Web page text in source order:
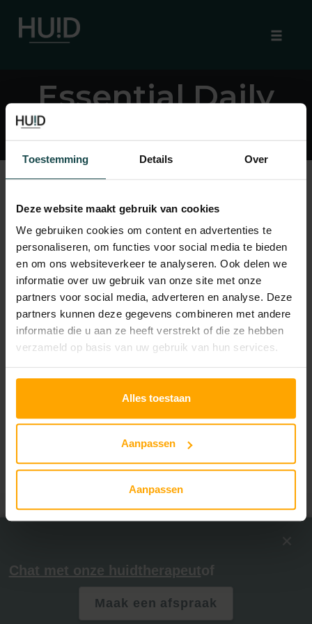
Toestemming Details Over
Deze website maakt gebruik van cookies
We gebruiken cookies om content en advertenties te
personaliseren, om functies voor social media te bieden
en om ons websiteverkeer te analyseren. Ook delen we
informatie over uw gebruik van onze site met onze
partners voor social media, adverteren en analyse. Deze
partners kunnen deze gegevens combineren met andere
informatie die u aan ze heeft verstrekt of die ze hebben
verzameld op basis van uw gebruik van hun services.
Alles toestaan
Aanpassen
Aanpassen
to
content
Essential Daily
Cleanser
Geen producten gevonden die aan je
selectie voldoen.
Chat met onze huidtherapeutof
Maak een afspraak